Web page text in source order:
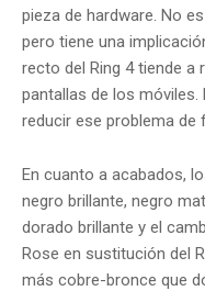
pieza de hardware. No
pero tiene una
recto del Ring 4 tiende a
pantallas de los móviles.
reducir ese problema de
En cuanto a acabados,
negro brillante, negro
dorado brillante y el
Rose en sustitución del
más cobre-bronce que